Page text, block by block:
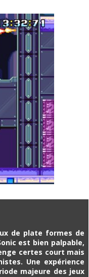
de plate formes de
est bien palpable,
certes court mais
Une expérience
majeure des jeux